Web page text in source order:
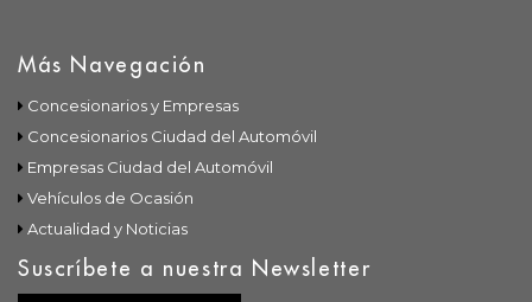
Más Navegación
Concesionarios y Empresas
Concesionarios Ciudad del Automóvil
Empresas Ciudad del Automóvil
Vehículos de Ocasión
Actualidad y Noticias
Suscríbete a nuestra Newsletter